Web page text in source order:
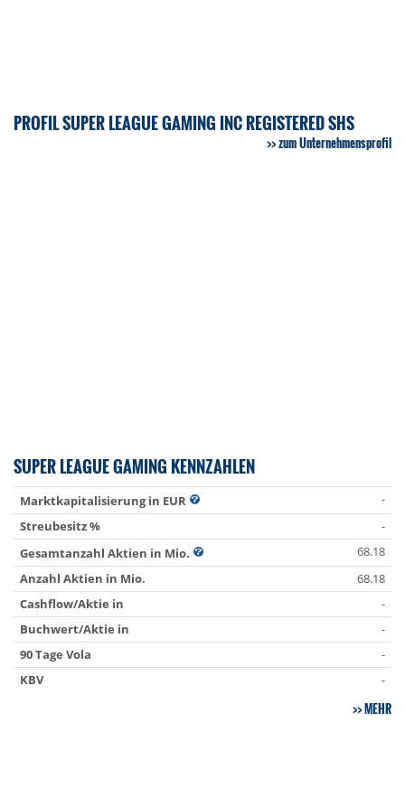
PROFIL SUPER LEAGUE GAMING INC REGISTERED SHS
zum Unternehmensprofil
SUPER LEAGUE GAMING KENNZAHLEN
Marktkapitalisierung in EUR
-
Streubesitz %
-
Gesamtanzahl Aktien in Mio.
68.18
Anzahl Aktien in Mio.
68.18
Cashflow/Aktie in
-
Buchwert/Aktie in
-
90 Tage Vola
-
KBV
-
MEHR